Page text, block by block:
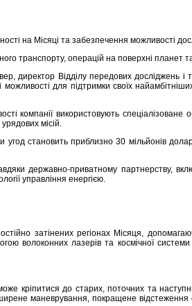
на Місяці та забезпечення можливості
транспорту, операцій на поверхні планет
Відділу передових досліджень і
для підтримки своїх
компанії використовують
місій.
становить приблизно 30 мільйонів
державно-приватному партнерству,
управління енергією.
затінених регіонах Місяця,
волоконних лазерів та космічної
кріпитися до старих, поточних та
маневрування, покращене відстеження